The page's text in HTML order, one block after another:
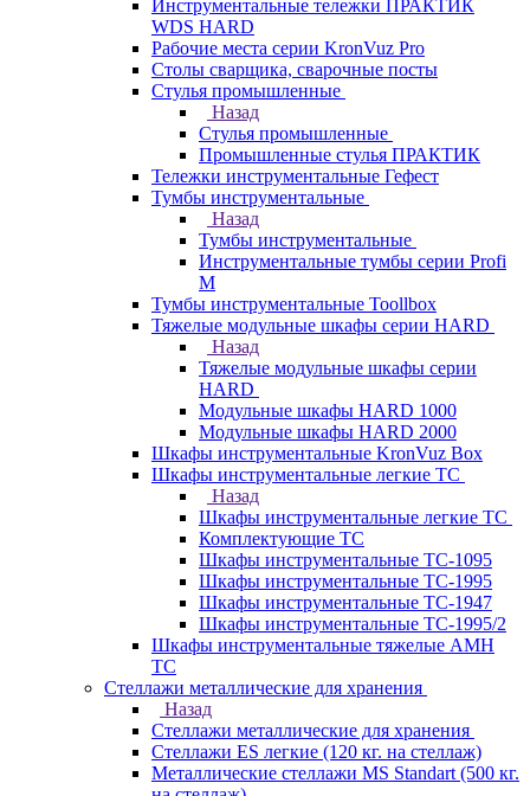
Инструментальные тележки ПРАКТИК
WDS HARD
Рабочие места серии KronVuz Pro
Столы сварщика, сварочные посты
Стулья промышленные
Назад
Стулья промышленные
Промышленные стулья ПРАКТИК
Тележки инструментальные Гефест
Тумбы инструментальные
Назад
Тумбы инструментальные
Инструментальные тумбы серии Profi
M
Тумбы инструментальные Toollbox
Тяжелые модульные шкафы серии HARD
Назад
Тяжелые модульные шкафы серии
HARD
Модульные шкафы HARD 1000
Модульные шкафы HARD 2000
Шкафы инструментальные KronVuz Box
Шкафы инструментальные легкие ТС
Назад
Шкафы инструментальные легкие ТС
Комплектующие ТС
Шкафы инструментальные TC-1095
Шкафы инструментальные TC-1995
Шкафы инструментальные ТС-1947
Шкафы инструментальные ТС-1995/2
Шкафы инструментальные тяжелые AMH
TC
Стеллажи металлические для хранения
Назад
Стеллажи металлические для хранения
Стеллажи ES легкие (120 кг. на стеллаж)
Металлические стеллажи MS Standart (500 кг.